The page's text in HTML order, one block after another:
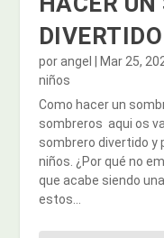
DIVERTIDO
porangel | Mar 25,
niños
Como hacer un
sombreros aqui os
sombrero divertido y
niños. ¿Por qué no
que acabe siendo
estos...